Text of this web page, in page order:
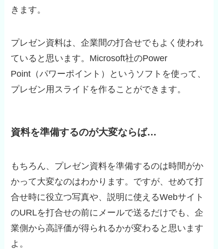
きます。
プレゼン資料は、企業間の打合せでもよく使われ
ていると思います。Microsoft社のPower
Point（パワーポイント）というソフトを使って、
プレゼン用スライドを作ることができます。
資料を準備するのが大変ならば…
もちろん、プレゼン資料を準備するのは時間がか
かって大変なのはわかります。ですが、せめて打
合せ時に役立つ写真や、説明に使えるWebサイト
のURLを打合せの前にメールで送るだけでも、企
業側から高評価が得られるかが変わると思います
よ。